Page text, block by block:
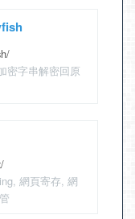
密字串解密回原
網頁寄存, 網